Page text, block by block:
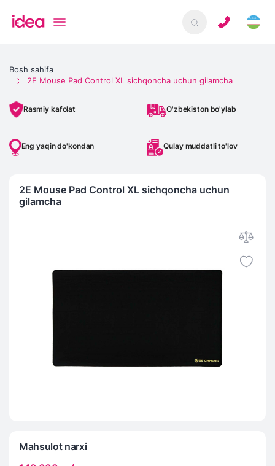
Bosh sahifa
2E Mouse Pad Control XL sichqoncha uchun gilamcha
Rasmiy kafolat O'zbekiston bo'ylab
Eng yaqin do'kondan Qulay muddatli to'lov
2E Mouse Pad Control XL sichqoncha uchun
gilamcha
Mahsulot narxi